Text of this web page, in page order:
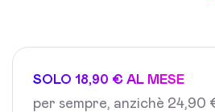
SOLO 18,90 € AL MESE
per sempre, anzichè 24,90